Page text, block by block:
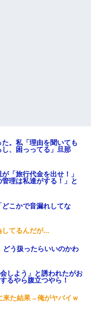
。私「理由を聞いても
し、困っってる」旦那
「旅行代金を出せ！」
理は私達がする！」と
こかで音漏れしてな
してるんだが...
どう扱ったらいいのかわ
しよう」と誘われたがお
るやら腹立つやら！
来た結果→俺がヤバイｗ